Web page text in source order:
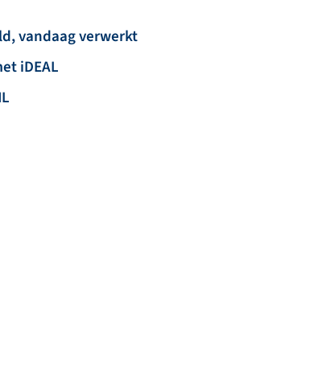
vandaag verwerkt
iDEAL